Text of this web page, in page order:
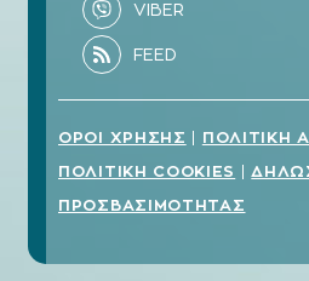
ΟΡΟΙ ΧΡΗΣΗΣ ΠΟΛΙΤΙΚΗ
ΠΟΛΙΤΙΚΗ COOKIES
ΠΡΟΣΒΑΣΙΜΟΤΗΤΑΣ